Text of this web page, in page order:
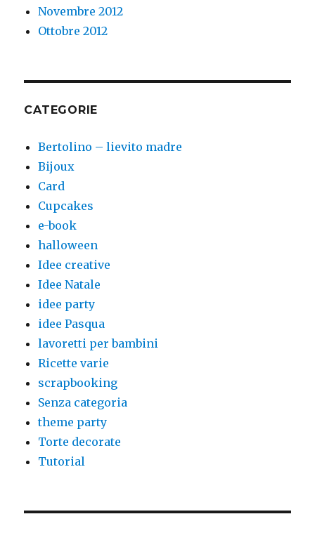
Novembre 2012
Ottobre 2012
CATEGORIE
Bertolino – lievito madre
Bijoux
Card
Cupcakes
e-book
halloween
Idee creative
Idee Natale
idee party
idee Pasqua
lavoretti per bambini
Ricette varie
scrapbooking
Senza categoria
theme party
Torte decorate
Tutorial